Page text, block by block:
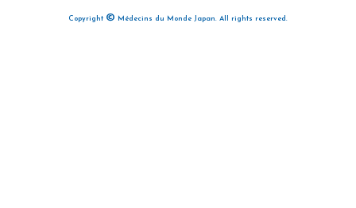
Copyright © Médecins du Monde Japan. All rights reserved.